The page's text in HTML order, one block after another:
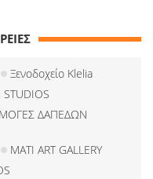
Ξενοδοχείο Klelia
STUDIOS
ΔΑΠΕΔΩΝ
MATI ART GALLERY